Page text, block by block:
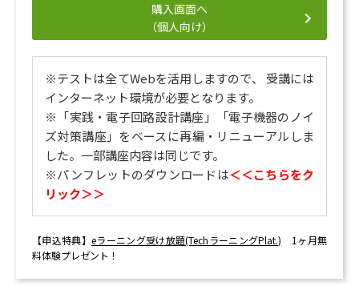
購入画面へ
（個人向け）
※テストは全てWebを活用しますので、 受講には
インターネット環境が必要となります。
※「実践・電子回路設計講座」「電子機器のノイ
ズ対策講座」をベースに再編・リニューアルしま
した。一部講座内容は同じです。
※パンフレットのダウンロードは＜＜こちらをク
リック＞＞
【申込特典】 eラーニング受け放題(TechラーニングPlat.) 1ヶ月無
料体験プレゼント！